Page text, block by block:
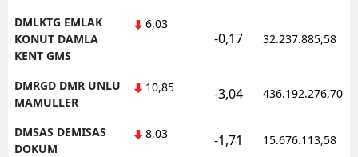
DMLKTG EMLAK
KONUT DAMLA
KENT GMS
6,03
-0,17 32.237.885,58
DMRGD DMR UNLU
MAMULLER
10,85 -3,04 436.192.276,70
DMSAS DEMISAS
DOKUM
8,03 -1,71 15.676.113,58